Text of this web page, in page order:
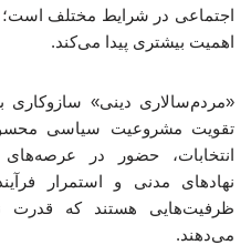
اجتماعی در شرایط مختلف
اهمیت بیشتری پیدا می‌کند.
«مردم‌سالاری دینی» سازوکاری
تقویت مشروعیت سیاسی
انتخابات، حضور در
نهادهای مدنی و استمرار
ظرفیت‌هایی هستند که قدرت
می‌دهند.